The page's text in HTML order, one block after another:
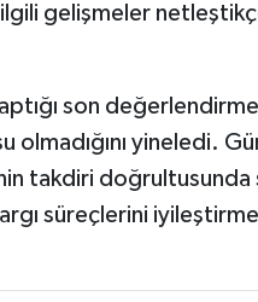
gelişmeler
son
olmadığını yineledi.
takdiri
süreçlerini